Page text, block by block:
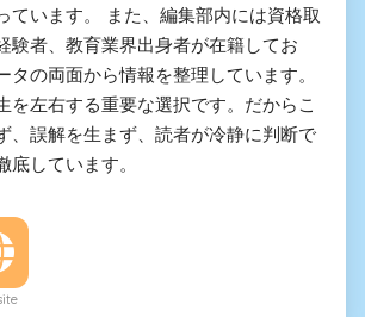
ています。 また、編集部内には資格取
験者、教育業界出身者が在籍してお
タの両面から情報を整理しています。
を左右する重要な選択です。だからこ
、誤解を生まず、読者が冷静に判断で
底しています。